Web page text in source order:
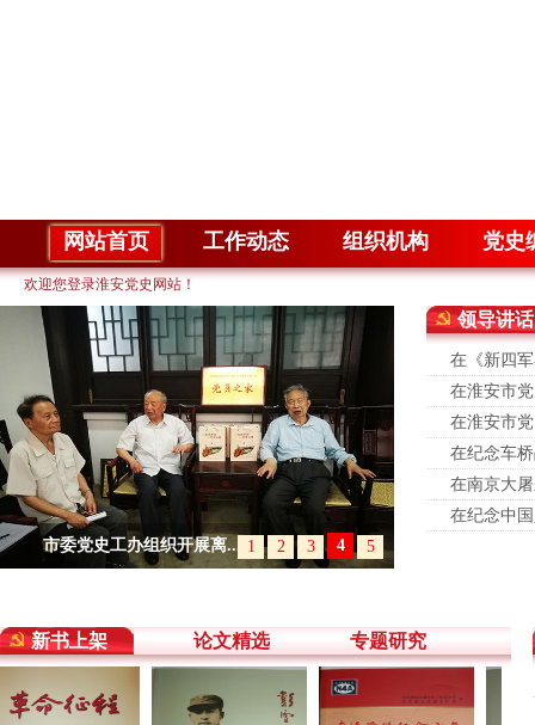
网站首页 工作动态 组织机构 党史
欢迎您登录淮安党史网站！
市委党史工办组织开展离... 1 2 3 4 5
领导讲话
在《新四
在淮安市
在淮安市
在纪念车
在南京大
在纪念中
新书上架 论文精选 专题研究